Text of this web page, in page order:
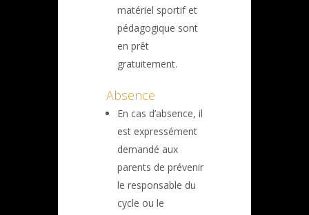
matériel sportif et
pédagogique sont
en prêt
gratuitement.
Absence
En cas d’absence, il
est expressément
demandé aux
parents de prévenir
le responsable du
cycle ou le